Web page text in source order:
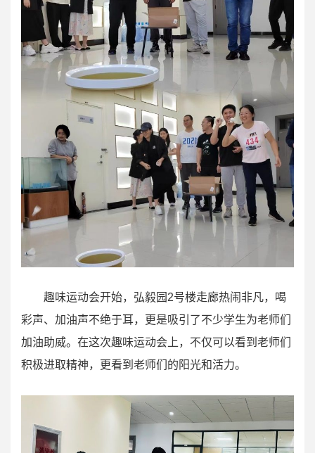
趣味运动会开始，弘毅园2号楼走廊热闹非凡，喝
彩声、加油声不绝于耳，更是吸引了不少学生为老师们
加油助威。在这次趣味运动会上，不仅可以看到老师们
积极进取精神，更看到老师们的阳光和活力。